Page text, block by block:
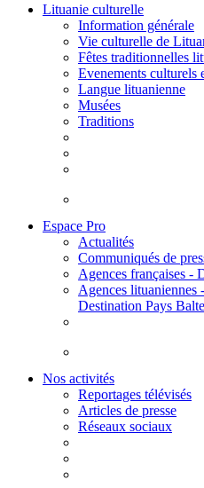
Lituanie culturelle
Information générale
Vie culturelle de
Fêtes traditionnelles
Evenements culturels
Langue lituanienne
Musées
Traditions
Espace Pro
Actualités
Communiqués de
Agences françaises -
Agences lituaniennes -
Destination Pays
Nos activités
Reportages télévisés
Articles de presse
Réseaux sociaux